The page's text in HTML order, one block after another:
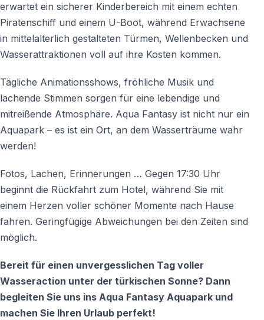
erwartet ein sicherer Kinderbereich mit einem echten
Piratenschiff und einem U-Boot, während Erwachsene
in mittelalterlich gestalteten Türmen, Wellenbecken und
Wasserattraktionen voll auf ihre Kosten kommen.
Tägliche Animationsshows, fröhliche Musik und
lachende Stimmen sorgen für eine lebendige und
mitreißende Atmosphäre. Aqua Fantasy ist nicht nur ein
Aquapark – es ist ein Ort, an dem Wasserträume wahr
werden!
Fotos, Lachen, Erinnerungen … Gegen 17:30 Uhr
beginnt die Rückfahrt zum Hotel, während Sie mit
einem Herzen voller schöner Momente nach Hause
fahren. Geringfügige Abweichungen bei den Zeiten sind
möglich.
Bereit für einen unvergesslichen Tag voller
Wasseraction unter der türkischen Sonne? Dann
begleiten Sie uns ins Aqua Fantasy Aquapark und
machen Sie Ihren Urlaub perfekt!